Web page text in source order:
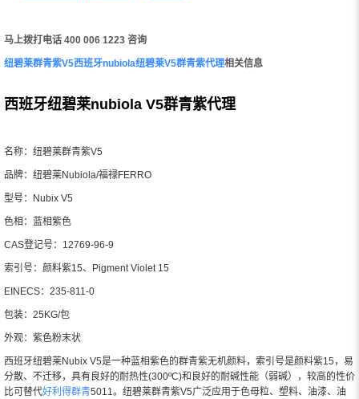
马上拨打电话 400 006 1223 咨询
纽碧莱群青紫V5西班牙nubiola纽碧莱V5群青紫代理相关信息
西班牙纽碧莱nubiola V5群青紫代理
名称：纽碧莱群青紫V5
品牌：纽碧莱Nubiola/福禄FERRO
型号：Nubix V5
色相：蓝相紫色
CAS登记号：12769-96-9
索引号：颜料紫15、Pigment Violet 15
EINECS：235-811-0
包装：25KG/包
外观：紫色粉末状
西班牙纽碧莱Nubix V5是一种蓝相紫色的群青紫无机颜料，索引号是颜料紫15，易
分散、不迁移，具有良好的耐热性(300ºC)和良好的耐碱性能（弱碱），较高的性价
比可替代好利得群青5011。纽碧莱群青紫V5广泛应用于色母粒、塑料、油漆、油